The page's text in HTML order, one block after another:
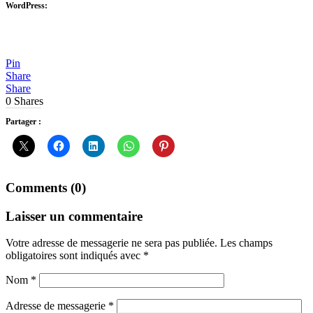
WordPress:
Pin
Share
Share
0 Shares
Partager :
Comments (0)
Laisser un commentaire
Votre adresse de messagerie ne sera pas publiée. Les champs
obligatoires sont indiqués avec *
Nom *
Adresse de messagerie *